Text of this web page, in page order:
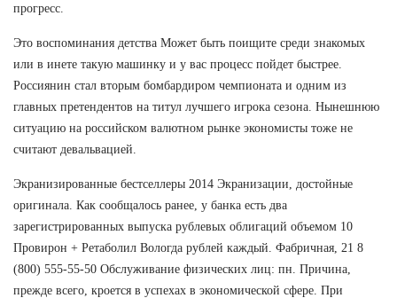
прогресс.
Это воспоминания детства Может быть поищите среди знакомых
или в инете такую машинку и у вас процесс пойдет быстрее.
Россиянин стал вторым бомбардиром чемпионата и одним из
главных претендентов на титул лучшего игрока сезона. Нынешнюю
ситуацию на российском валютном рынке экономисты тоже не
считают девальвацией.
Экранизированные бестселлеры 2014 Экранизации, достойные
оригинала. Как сообщалось ранее, у банка есть два
зарегистрированных выпуска рублевых облигаций объемом 10
Провирон + Ретаболил Вологда рублей каждый. Фабричная, 21 8
(800) 555-55-50 Обслуживание физических лиц: пн. Причина,
прежде всего, кроется в успехах в экономической сфере. При